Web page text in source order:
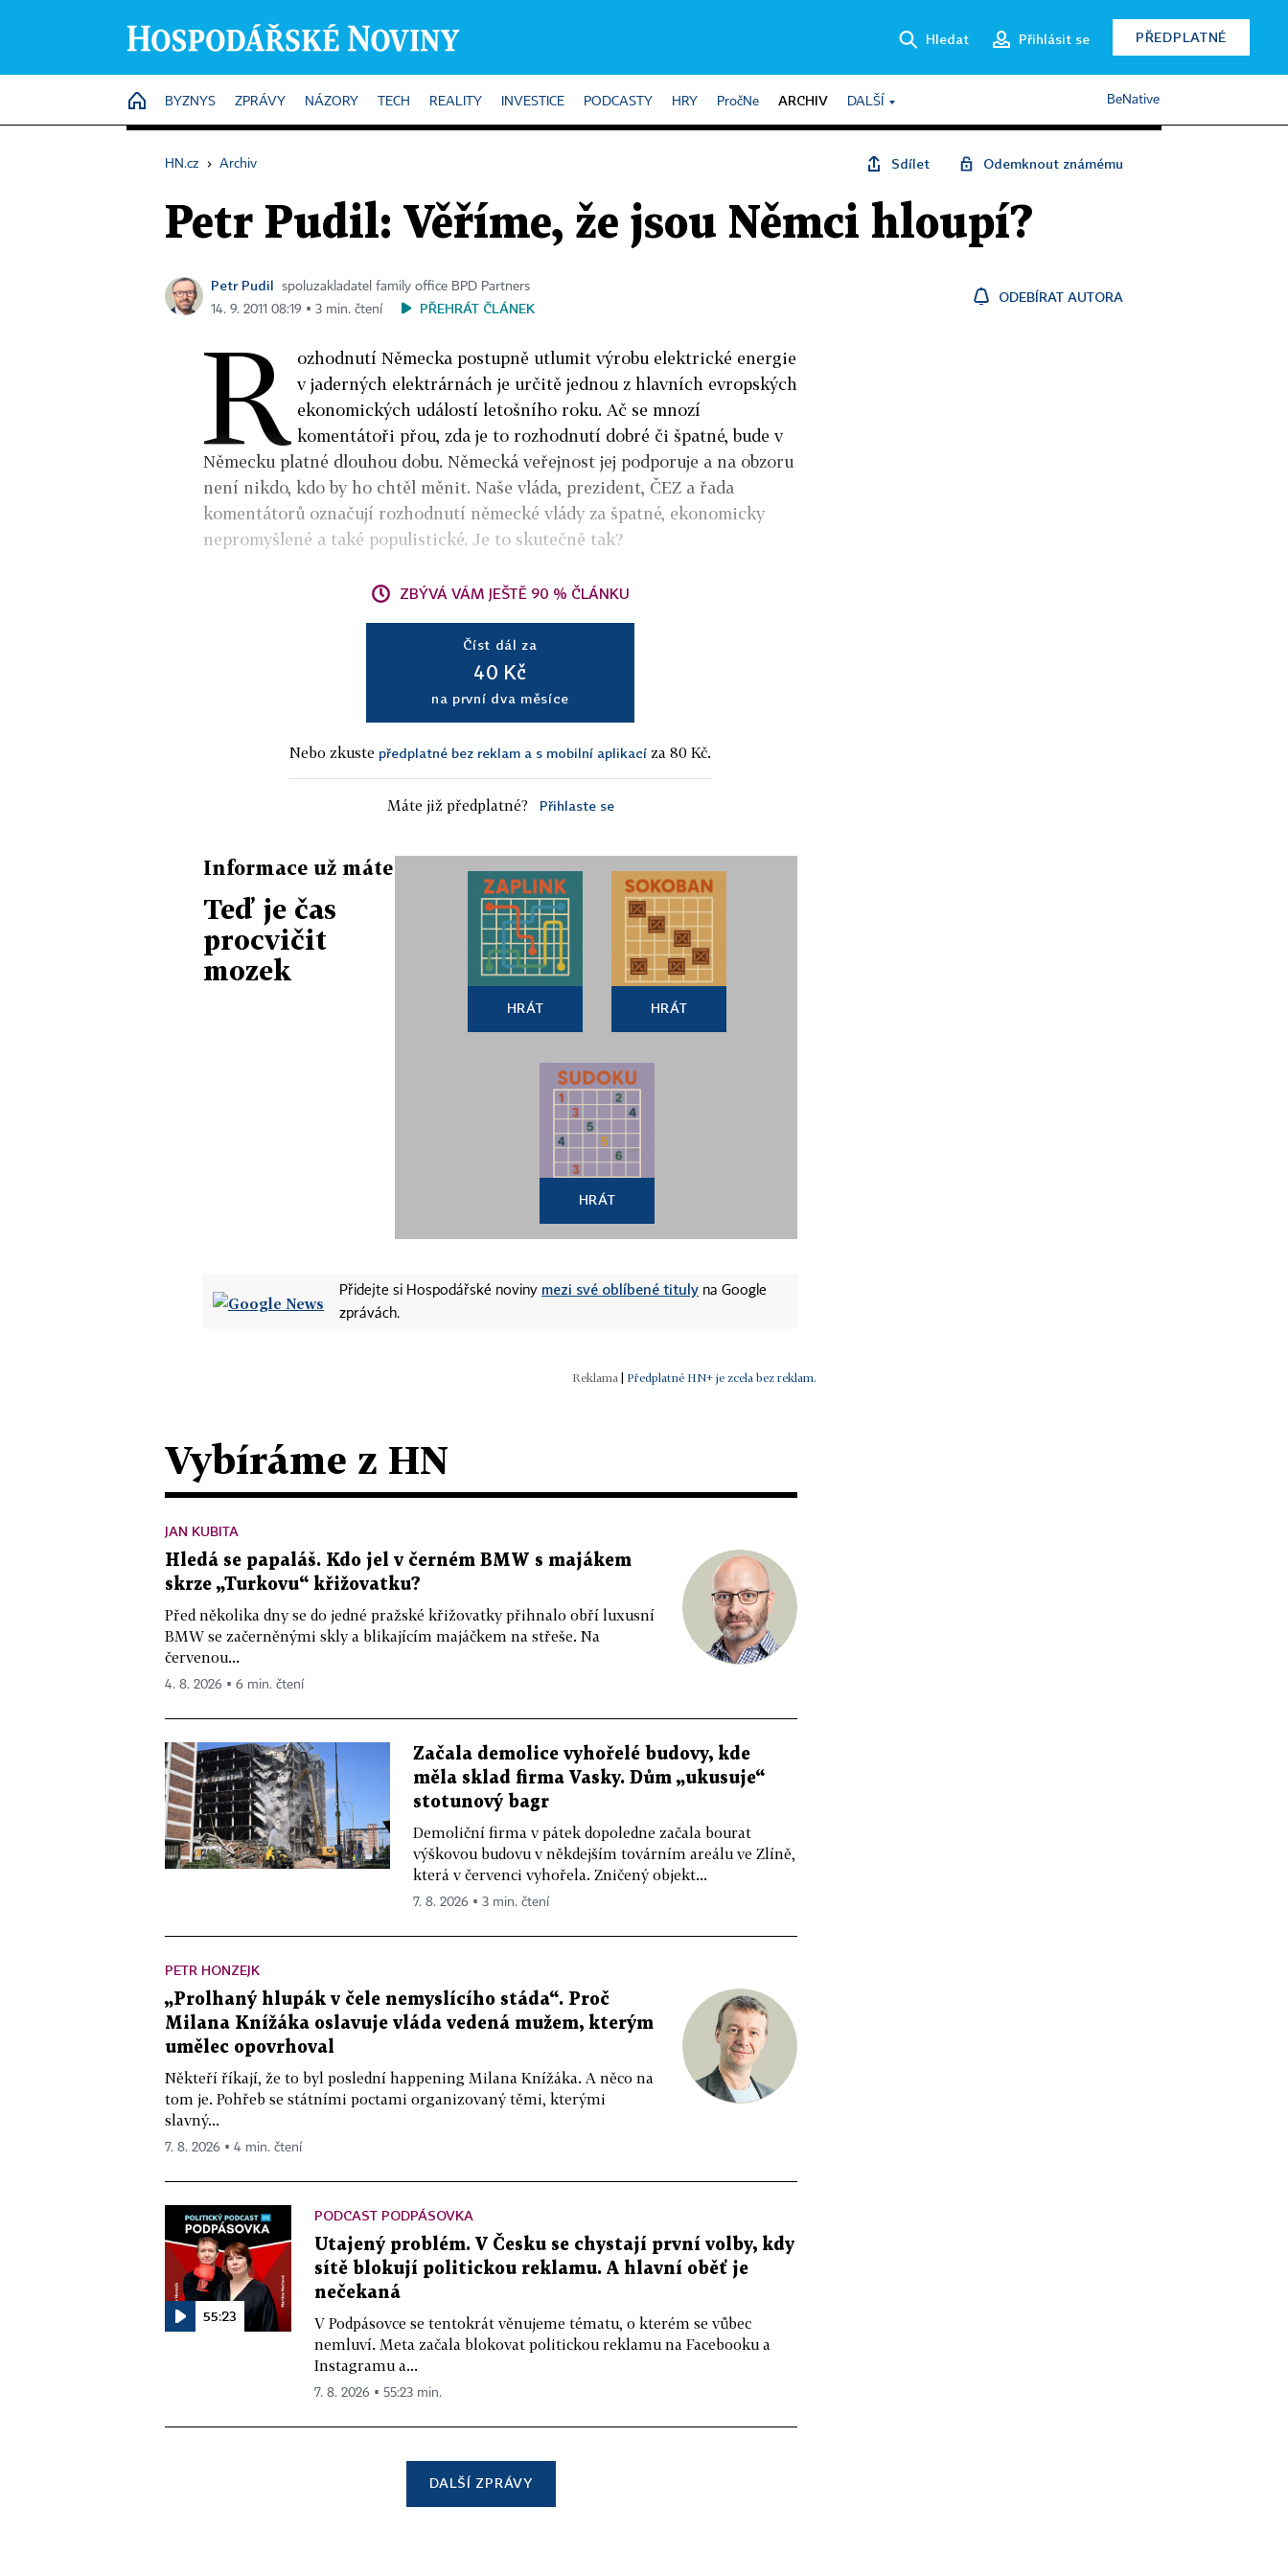
Hledat Přihlásit se PŘEDPLATNÉ
HOME
BYZNYS ZPRÁVY NÁZORY TECH REALITY INVESTICE PODCASTY HRY PročNe ARCHIV DALŠÍ BeNative
HN.cz › Archiv Sdílet Odemknout známému
Petr Pudil: Věříme, že jsou Němci hloupí?
Petr Pudil
spoluzakladatel family office BPD Partners
14. 9. 2011 08:19 ▪ 3 min. čtení
PŘEHRÁT ČLÁNEK
ODEBÍRAT AUTORA
R ozhodnutí Německa postupně utlumit výrobu elektrické energie
v jaderných elektrárnách je určitě jednou z hlavních evropských
ekonomických událostí letošního roku. Ač se mnozí
komentátoři přou, zda je to rozhodnutí dobré či špatné, bude v
Německu platné dlouhou dobu. Německá veřejnost jej podporuje a na obzoru
není nikdo, kdo by ho chtěl měnit. Naše vláda, prezident, ČEZ a řada
komentátorů označují rozhodnutí německé vlády za špatné, ekonomicky
nepromyšlené a také populistické. Je to skutečně tak?
ZBÝVÁ VÁM JEŠTĚ 90 % ČLÁNKU
Číst dál za
40 Kč
na první dva měsíce
Nebo zkuste předplatné bez reklam a s mobilní aplikací za 80 Kč.
Máte již předplatné? Přihlaste se
Informace už máte
Teď je čas
procvičit
mozek
HRÁT HRÁT
HRÁT
Přidejte si Hospodářské noviny mezi své oblíbené tituly na Google
zprávách.
Předplatné HN+ je zcela bez reklam.
Vybíráme z HN
JAN KUBITA
Hledá se papaláš. Kdo jel v černém BMW s majákem
skrze „Turkovu“ křižovatku?
Před několika dny se do jedné pražské křižovatky přihnalo obří luxusní
BMW se začerněnými skly a blikajícím majáčkem na střeše. Na
červenou...
4. 8. 2026 ▪ 6 min. čtení
Začala demolice vyhořelé budovy, kde
měla sklad firma Vasky. Dům „ukusuje“
stotunový bagr
Demoliční firma v pátek dopoledne začala bourat
výškovou budovu v někdejším továrním areálu ve Zlíně,
která v červenci vyhořela. Zničený objekt...
7. 8. 2026 ▪ 3 min. čtení
PETR HONZEJK
„Prolhaný hlupák v čele nemyslícího stáda“. Proč
Milana Knížáka oslavuje vláda vedená mužem, kterým
umělec opovrhoval
Někteří říkají, že to byl poslední happening Milana Knížáka. A něco na
tom je. Pohřeb se státními poctami organizovaný těmi, kterými
slavný...
7. 8. 2026 ▪ 4 min. čtení
55:23
PODCAST PODPÁSOVKA
Utajený problém. V Česku se chystají první volby, kdy
sítě blokují politickou reklamu. A hlavní oběť je
nečekaná
V Podpásovce se tentokrát věnujeme tématu, o kterém se vůbec
nemluví. Meta začala blokovat politickou reklamu na Facebooku a
Instagramu a...
7. 8. 2026 ▪ 55:23 min.
DALŠÍ ZPRÁVY